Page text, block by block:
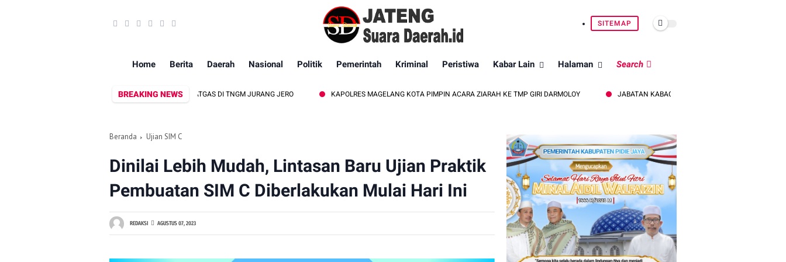
SITEMAP
Home Berita Daerah Nasional Politik Pemerintah Kriminal Peristiwa Kabar Lain Halaman Search
BREAKING NEWS
POLRESTA MAGELANG GELAR PASUKAN SATGAS DI TNGM JURANG JERO KAPOLRES MAGELANG KOTA PIMPIN ACARA ZIARAH KE TMP GIRI DARMOLOY JABATAN KABAG OPS, KABAG LOG DAN KASATLANTAS POLRES
Beranda Ujian SIM C
Dinilai Lebih Mudah, Lintasan Baru Ujian Praktik
Pembuatan SIM C Diberlakukan Mulai Hari Ini
REDAKSI AGUSTUS 07, 2023